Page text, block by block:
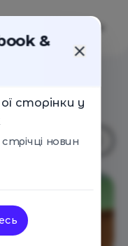
&
сторінки у
новин